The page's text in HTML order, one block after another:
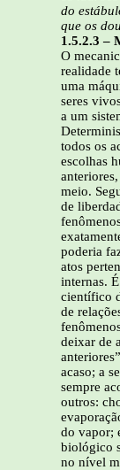
do
que os
1.5.2.3 –
O
realidade
uma
seres
a um
todos os
escolhas
meio.
de
poderia
atos
internas.
científico
de
deixar de
acaso; a
sempre
outros:
do vapor;
biológico
no nível